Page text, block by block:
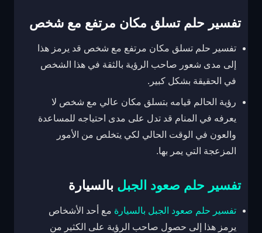
تفسير حلم تسلق مكان مرتفع مع شخص
تفسير حلم تسلق مكان مرتفع مع شخص قد يرمز هذا
إلى مدى شعور صاحب الرؤية بالثقة في هذا الشخص
في الحقيقة بشكل كبير.
رؤية الحالم قيامه بتسلق مكان عالي مع شخص لا
يعرفه في المنام قد تدل على مدى احتياجه للمساعدة
والعون في الوقت الحالي لكي يتخلص من الأمور
المزعجة التي يمر بها.
تفسير حلم صعود الجبل بالسيارة
تفسير حلم صعود الجبل بالسيارة مع أحد الأشخاص
يرمز هذا إلى حصول صاحب الرؤية على الكثير من